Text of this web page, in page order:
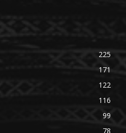
225
171
122
116
99
78